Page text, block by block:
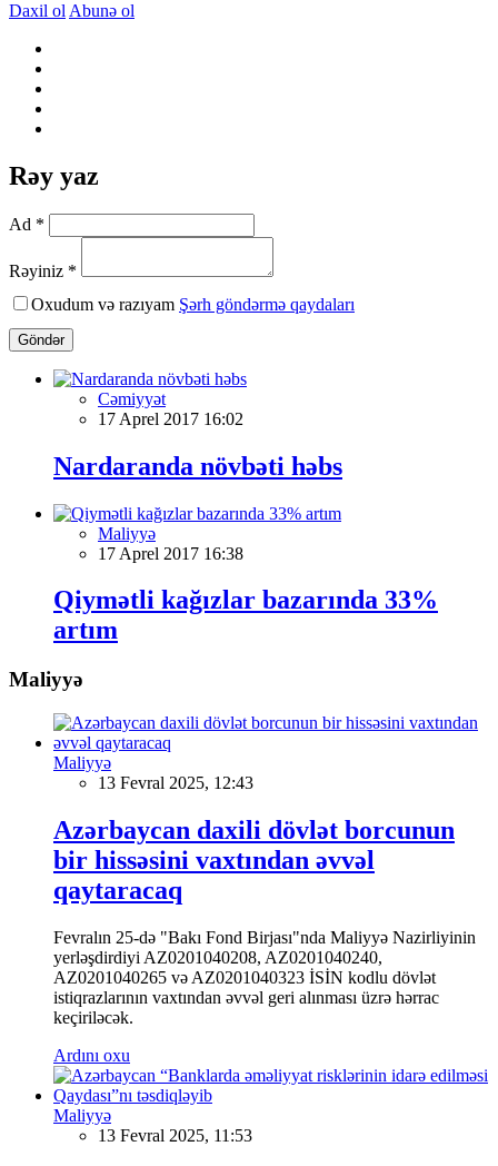
Daxil ol Abunə ol
Rəy yaz
Ad *
Rəyiniz *
Oxudum və razıyam Şərh göndərmə qaydaları
Göndər
Cəmiyyət
17 Aprel 2017 16:02
Nardaranda növbəti həbs
Maliyyə
17 Aprel 2017 16:38
Qiymətli kağızlar bazarında 33%
artım
Maliyyə
Maliyyə
13 Fevral 2025, 12:43
Azərbaycan daxili dövlət borcunun
bir hissəsini vaxtından əvvəl
qaytaracaq
Fevralın 25-də "Bakı Fond Birjası"nda Maliyyə Nazirliyinin
yerləşdirdiyi AZ0201040208, AZ0201040240,
AZ0201040265 və AZ0201040323 İSİN kodlu dövlət
istiqrazlarının vaxtından əvvəl geri alınması üzrə hərrac
keçiriləcək.
Ardını oxu
Maliyyə
13 Fevral 2025, 11:53